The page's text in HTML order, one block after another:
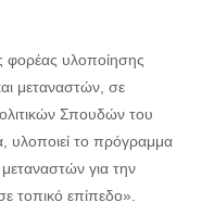
υλοποίησης
μεταναστών, σε
Σπουδών του
υλοποιεί το πρόγραμμα
για την
τοπικό επίπεδο».